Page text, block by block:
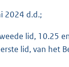
2024 d.d.;
lid, 10.25
lid, van het